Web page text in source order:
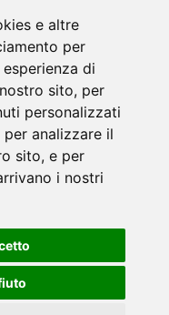
e altre
per
di
sito, per
personalizzati
analizzare il
sito, e per
i nostri
riservati. Powered by